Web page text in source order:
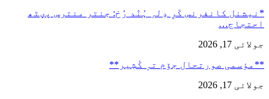
*نیشنل کانفرنس کَرِ دِلہِ ہُنٛد رُخ: جنتر منترس پؠٹھ
احتجاج…
جولائی 17, 2026
**مؤسمی صورتحال جۆم تہٕ کٔشِیر**
جولائی 17, 2026